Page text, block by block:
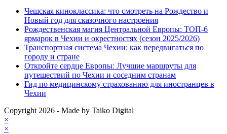
Чешская киноклассика: что смотреть на Рождество и
Новый год для сказочного настроения
Рождественская магия Центральной Европы: ТОП-6
ярмарок в Чехии и окрестностях (сезон 2025/2026)
Транспортная система Чехии: как передвигаться по
городу и стране
Откройте сердце Европы: Лучшие маршруты для
путешествий по Чехии и соседним странам
Гид по медицинскому страхованию для иностранцев в
Чехии
Copyright 2026 - Made by Taiko Digital
×
×